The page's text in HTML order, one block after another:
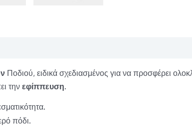
Ποδιού, ειδικά σχεδιασμένος για να προσφέρει
την εφίππευση.
πόδι.